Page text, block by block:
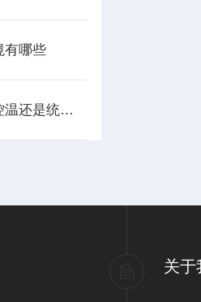
有哪些
土壤干燥箱选独立控温还是统一控温的
关于